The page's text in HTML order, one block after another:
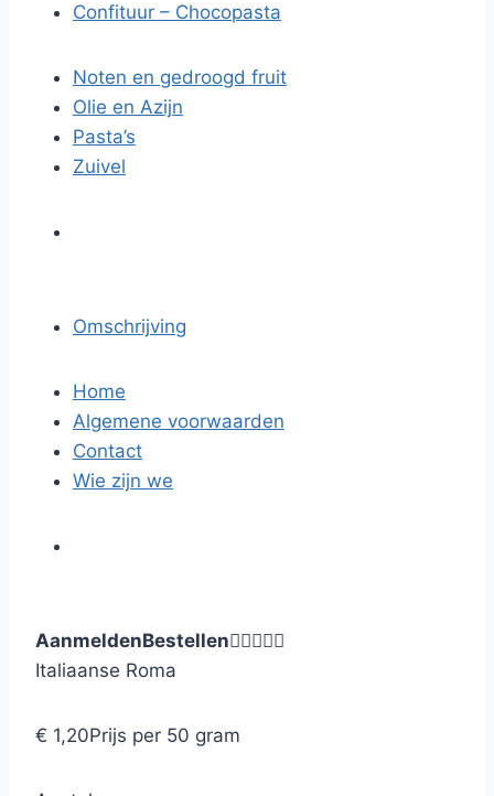
Confituur – Chocopasta
Noten en gedroogd fruit
Olie en Azijn
Pasta’s
Zuivel
Omschrijving
Home
Algemene voorwaarden
Contact
Wie zijn we
AanmeldenBestellen
Italiaanse Roma
€ 1,20Prijs per 50 gram